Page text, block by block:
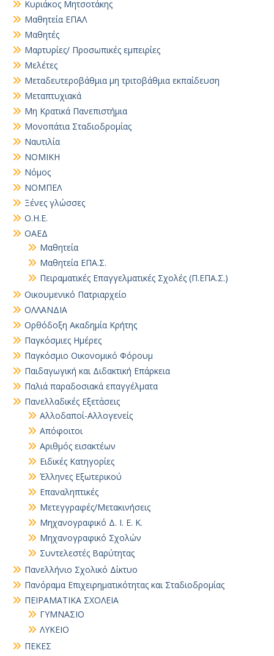
Κυριάκος Μητσοτάκης
Μαθητεία ΕΠΑΛ
Μαθητές
Μαρτυρίες/ Προσωπικές εμπειρίες
Μελέτες
Μεταδευτεροβάθμια μη τριτοβάθμια εκπαίδευση
Μεταπτυχιακά
Μη Κρατικά Πανεπιστήμια
Μονοπάτια Σταδιοδρομίας
Ναυτιλία
ΝΟΜΙΚΗ
Νόμος
ΝΟΜΠΕΛ
Ξένες γλώσσες
Ο.Η.Ε.
ΟΑΕΔ
Μαθητεία
Μαθητεία ΕΠΑ.Σ.
Πειραματικές Επαγγελματικές Σχολές (Π.ΕΠΑ.Σ.)
Οικουμενικό Πατριαρχείο
ΟΛΛΑΝΔΙΑ
Ορθόδοξη Ακαδημία Κρήτης
Παγκόσμιες Ημέρες
Παγκόσμιο Οικονομικό Φόρουμ
Παιδαγωγική και Διδακτική Επάρκεια
Παλιά παραδοσιακά επαγγέλματα
Πανελλαδικές Εξετάσεις
Αλλοδαποί-Αλλογενείς
Απόφοιτοι
Αριθμός εισακτέων
Ειδικές Κατηγορίες
Έλληνες Εξωτερικού
Επαναληπτικές
Μετεγγραφές/Μετακινήσεις
Μηχανογραφικό Δ. Ι. Ε. Κ.
Μηχανογραφικό Σχολών
Συντελεστές Βαρύτητας
Πανελλήνιο Σχολικό Δίκτυο
Πανόραμα Επιχειρηματικότητας και Σταδιοδρομίας
ΠΕΙΡΑΜΑΤΙΚΑ ΣΧΟΛΕΙΑ
ΓΥΜΝΑΣΙΟ
ΛΥΚΕΙΟ
ΠΕΚΕΣ